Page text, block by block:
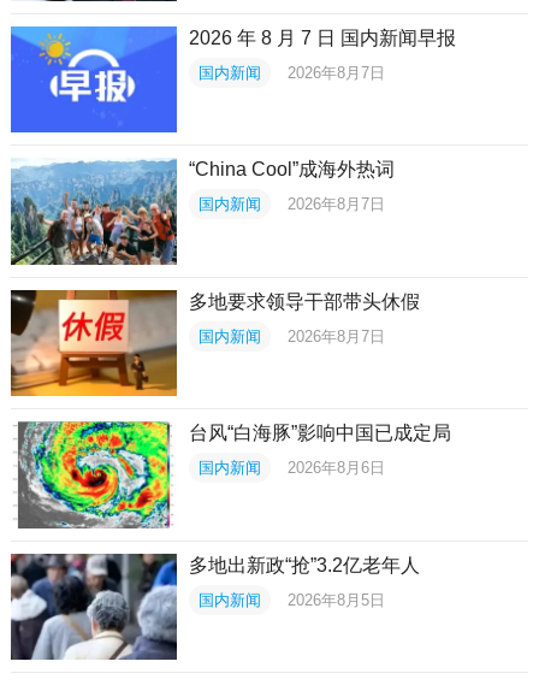
2026 年 8 月 7 日 国内新闻早报
国内新闻 2026年8月7日
“China Cool”成海外热词
国内新闻 2026年8月7日
多地要求领导干部带头休假
国内新闻 2026年8月7日
台风“白海豚”影响中国已成定局
国内新闻 2026年8月6日
多地出新政“抢”3.2亿老年人
国内新闻 2026年8月5日